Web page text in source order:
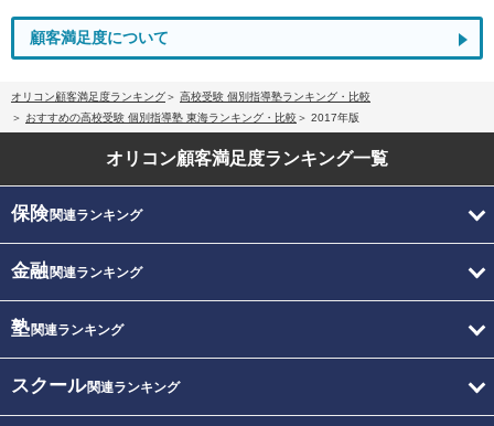
顧客満足度について
オリコン顧客満足度ランキング
高校受験 個別指導塾ランキング・比較
おすすめの高校受験 個別指導塾 東海ランキング・比較
2017年版
オリコン顧客満足度ランキング一覧
保険関連ランキング
金融関連ランキング
塾関連ランキング
スクール関連ランキング